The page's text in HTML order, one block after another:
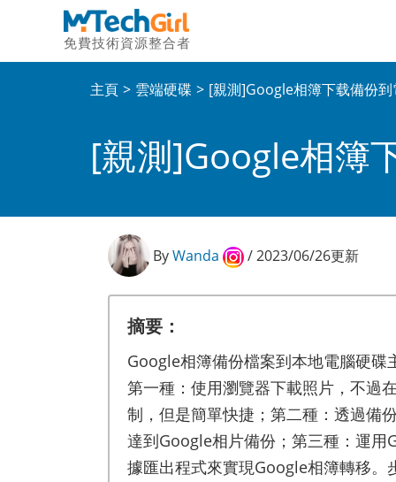
免費技術資源整合者
主頁 雲端硬碟 [親測]Google相簿下载備份
[親測]Google相簿
ByWanda / 2023/06/26更新
摘要：
Google相簿備份檔案到本地電腦硬碟
第一種：使用瀏覽器下載照片，不過
制，但是簡單快捷；第二種：透過備
達到Google相片備份；第三種：運用
據匯出程式來實現Google相簿轉移。